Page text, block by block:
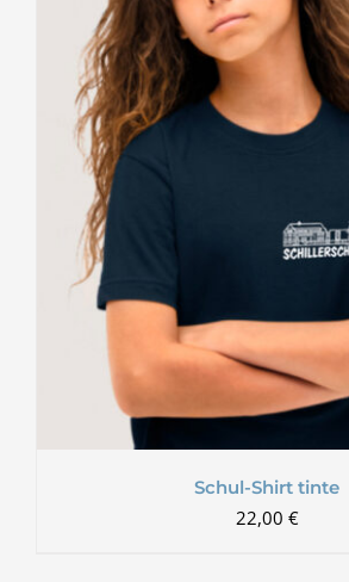
Schul-Shirt tinte
22,00 €